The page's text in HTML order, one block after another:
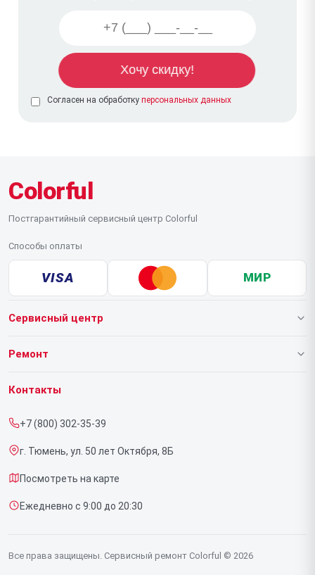
Согласен на обработку персональных данных
Colorful
Постгарантийный сервисный центр Colorful
Способы оплаты
VISA МИР
Сервисный центр
О нашем сервисе
Срочный ремонт
Доставка и способы оплаты
Диагностика
Контакты
Ремонт
Ноутбуков
Контакты
+7 (800) 302-35-39
г. Тюмень, ул. 50 лет Октября, 8Б
Посмотреть на карте
Ежедневно с 9:00 до 20:30
Все права защищены. Сервисный ремонт Colorful © 2026